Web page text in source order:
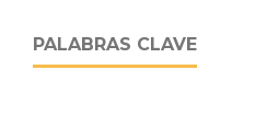
PALABRAS CLAVE